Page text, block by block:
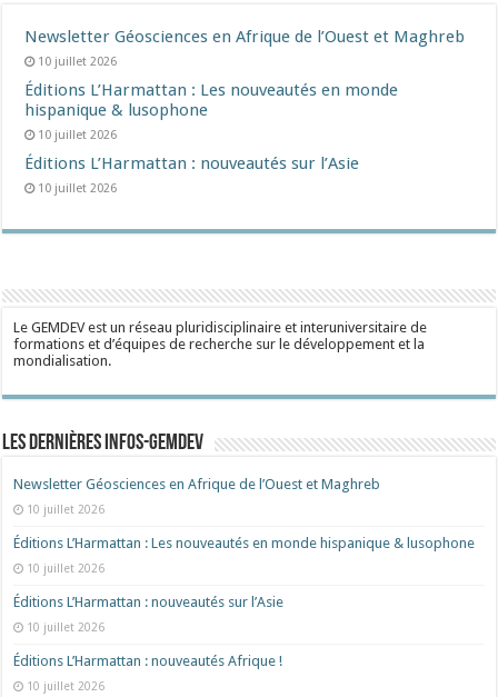
Newsletter Géosciences en Afrique de l’Ouest et Maghreb
10 juillet 2026
Éditions L’Harmattan : Les nouveautés en monde
hispanique & lusophone
10 juillet 2026
Éditions L’Harmattan : nouveautés sur l’Asie
10 juillet 2026
Le GEMDEV est un réseau pluridisciplinaire et interuniversitaire de
formations et d’équipes de recherche sur le développement et la
mondialisation.
Les dernières Infos-Gemdev
Newsletter Géosciences en Afrique de l’Ouest et Maghreb
10 juillet 2026
Éditions L’Harmattan : Les nouveautés en monde hispanique & lusophone
10 juillet 2026
Éditions L’Harmattan : nouveautés sur l’Asie
10 juillet 2026
Éditions L’Harmattan : nouveautés Afrique !​
10 juillet 2026